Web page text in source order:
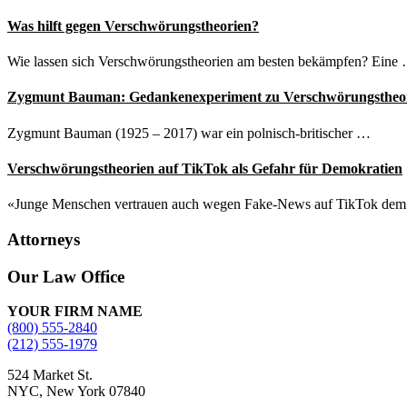
Was hilft gegen Verschwörungstheorien?
Wie lassen sich Verschwörungstheorien am besten bekämpfen? Eine
Zygmunt Bauman: Gedankenexperiment zu
Zygmunt Bauman (1925 – 2017) war ein polnisch-britischer …
Verschwörungstheorien auf TikTok als Gefahr für Demokratien
«Junge Menschen vertrauen auch wegen Fake-News auf TikTok
Attorneys
Site
Footer
Our Law Office
YOUR FIRM NAME
(800) 555-2840
(212) 555-1979
524 Market St.
NYC, New York 07840